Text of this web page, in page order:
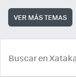
VER MÁS TEMAS